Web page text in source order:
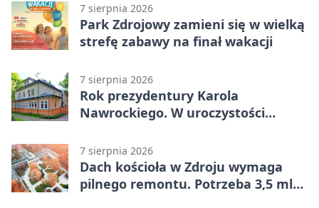
7 sierpnia 2026
Park Zdrojowy zamieni się w wielką
strefę zabawy na finał wakacji
7 sierpnia 2026
Rok prezydentury Karola
Nawrockiego. W uroczystości
7 sierpnia 2026
Dach kościoła w Zdroju wymaga
pilnego remontu. Potrzeba 3,5 mln